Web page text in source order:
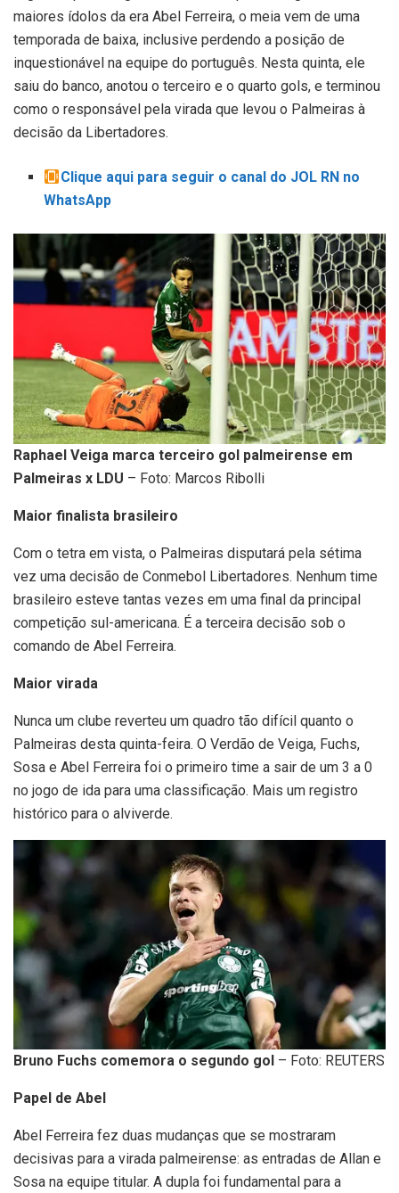
maiores ídolos da era Abel Ferreira, o meia vem de uma
temporada de baixa, inclusive perdendo a posição de
inquestionável na equipe do português. Nesta quinta, ele
saiu do banco, anotou o terceiro e o quarto gols, e terminou
como o responsável pela virada que levou o Palmeiras à
decisão da Libertadores.
Clique aqui para seguir o canal do JOL RN no
WhatsApp
Raphael Veiga marca terceiro gol palmeirense em
Palmeiras x LDU – Foto: Marcos Ribolli
Maior finalista brasileiro
Com o tetra em vista, o Palmeiras disputará pela sétima
vez uma decisão de Conmebol Libertadores. Nenhum time
brasileiro esteve tantas vezes em uma final da principal
competição sul-americana. É a terceira decisão sob o
comando de Abel Ferreira.
Maior virada
Nunca um clube reverteu um quadro tão difícil quanto o
Palmeiras desta quinta-feira. O Verdão de Veiga, Fuchs,
Sosa e Abel Ferreira foi o primeiro time a sair de um 3 a 0
no jogo de ida para uma classificação. Mais um registro
histórico para o alviverde.
Bruno Fuchs comemora o segundo gol – Foto: REUTERS
Papel de Abel
Abel Ferreira fez duas mudanças que se mostraram
decisivas para a virada palmeirense: as entradas de Allan e
Sosa na equipe titular. A dupla foi fundamental para a